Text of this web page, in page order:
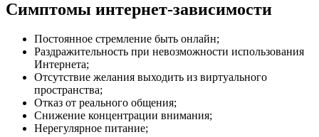
Симптомы интернет-зависимости
Постоянное стремление быть онлайн;
Раздражительность при невозможности использования
Интернета;
Отсутствие желания выходить из виртуального
пространства;
Отказ от реального общения;
Снижение концентрации внимания;
Нерегулярное питание;